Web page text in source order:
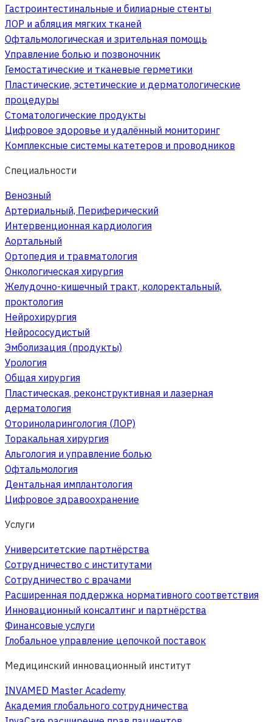
Гастроинтестинальные и билиарные стенты
ЛОР и абляция мягких тканей
Офтальмологическая и зрительная помощь
Управление болью и позвоночник
Гемостатические и тканевые герметики
Пластические, эстетические и дерматологические
процедуры
Стоматологические продукты
Цифровое здоровье и удалённый мониторинг
Комплексные системы катетеров и проводников
Специальности
Венозный
Артериальный, Периферический
Интервенционная кардиология
Аортальный
Ортопедия и травматология
Онкологическая хирургия
Желудочно-кишечный тракт, колоректальный,
проктология
Нейрохирургия
Нейрососудистый
Эмболизация (продукты)
Урология
Общая хирургия
Пластическая, реконструктивная и лазерная
дерматология
Оториноларингология (ЛОР)
Торакальная хирургия
Альгология и управление болью
Офтальмология
Дентальная имплантология
Цифровое здравоохранение
Услуги
Университетские партнёрства
Сотрудничество с институтами
Сотрудничество с врачами
Расширенная поддержка нормативного соответствия
Инновационный консалтинг и партнёрства
Финансовые услуги
Глобальное управление цепочкой поставок
Медицинский инновационный институт
INVAMED Master Academy
Академия глобального сотрудничества